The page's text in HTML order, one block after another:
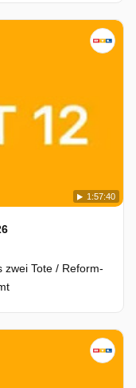
1:57:40
zwei Tote / Reform-